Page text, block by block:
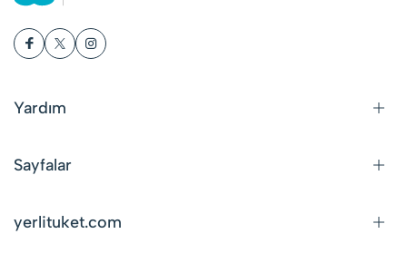
Yardım
Sayfalar
yerlituket.com